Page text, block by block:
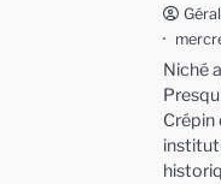
Niché
Crépin